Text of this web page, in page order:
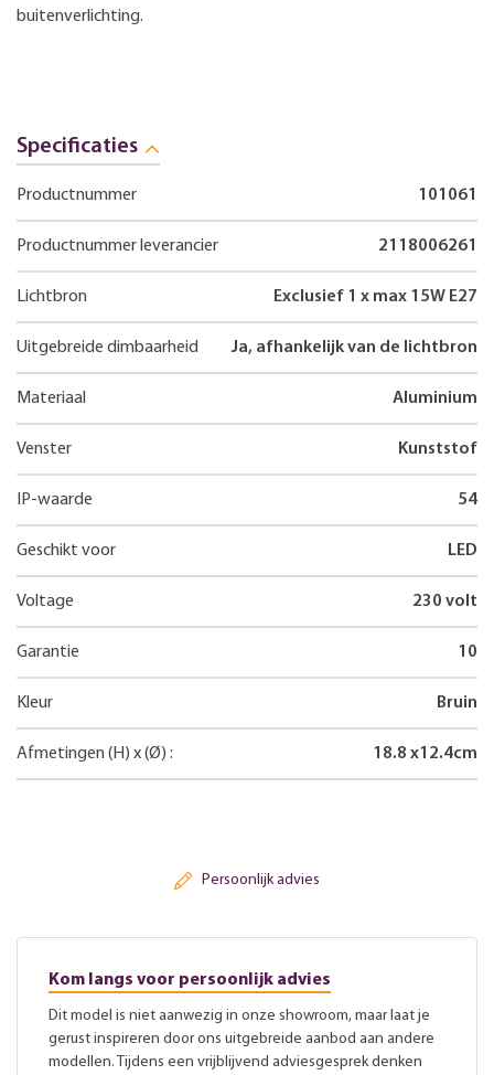
buitenverlichting.
Specificaties
Productnummer 101061
Productnummer leverancier 2118006261
Lichtbron Exclusief 1 x max 15W E27
Uitgebreide dimbaarheid Ja, afhankelijk van de lichtbron
Materiaal Aluminium
Venster Kunststof
IP-waarde 54
Geschikt voor LED
Voltage 230 volt
Garantie 10
Kleur Bruin
Afmetingen (H) x(Ø) : 18.8 x12.4cm
Persoonlijk advies
Kom langs voor persoonlijk advies
Dit model is niet aanwezig in onze showroom, maar laat je
gerust inspireren door ons uitgebreide aanbod aan andere
modellen. Tijdens een vrijblijvend adviesgesprek denken